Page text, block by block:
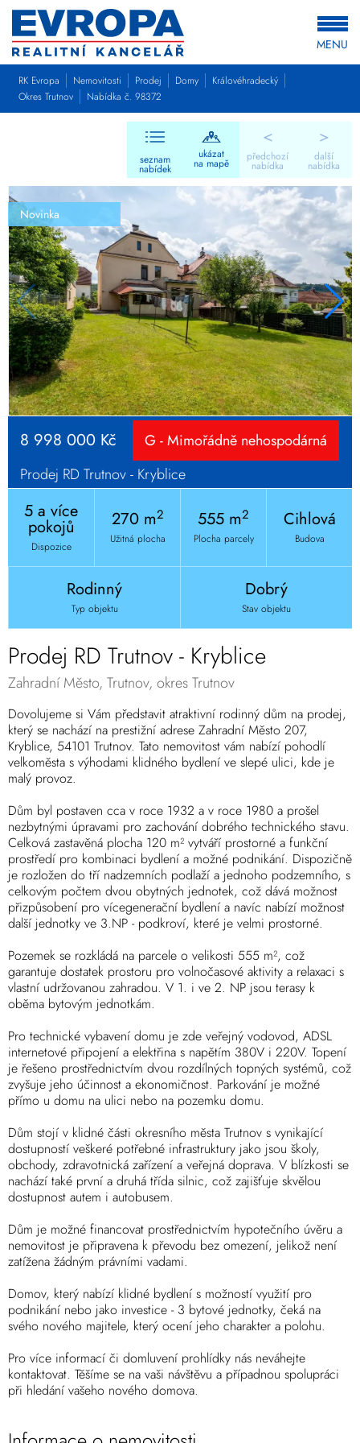
MENU
RK Evropa Nemovitosti Prodej Domy
Královéhradecký
Okres Trutnov
Nabídka č. 98372
<
předchozí
nabídka
seznam
nabídek
ukázat
na mapě
>
další
nabídka
Novinka
8 998 000 Kč
G - Mimořádně nehospodárná
Prodej RD Trutnov - Kryblice
5 a více
pokojů
Dispozice
270 m2
Užitná plocha
555 m2
Plocha parcely
Cihlová
Budova
Rodinný
Typ objektu
Dobrý
Stav objektu
Prodej RD Trutnov - Kryblice
Zahradní Město, Trutnov, okres Trutnov
Dovolujeme si Vám představit atraktivní rodinný dům na prodej,
který se nachází na prestižní adrese Zahradní Město 207,
Kryblice, 54101 Trutnov. Tato nemovitost vám nabízí pohodlí
velkoměsta s výhodami klidného bydlení ve slepé ulici, kde je
malý provoz.
Dům byl postaven cca v roce 1932 a v roce 1980 a prošel
nezbytnými úpravami pro zachování dobrého technického stavu.
Celková zastavěná plocha 120 m² vytváří prostorné a funkční
prostředí pro kombinaci bydlení a možné podnikání. Dispozičně
je rozložen do tří nadzemních podlaží a jednoho podzemního, s
celkovým počtem dvou obytných jednotek, což dává možnost
přizpůsobení pro vícegenerační bydlení a navíc nabízí možnost
další jednotky ve 3.NP - podkroví, které je velmi prostorné.
Pozemek se rozkládá na parcele o velikosti 555 m², což
garantuje dostatek prostoru pro volnočasové aktivity a relaxaci s
vlastní udržovanou zahradou. V 1. i ve 2. NP jsou terasy k
oběma bytovým jednotkám.
Pro technické vybavení domu je zde veřejný vodovod, ADSL
internetové připojení a elektřina s napětím 380V i 220V. Topení
je řešeno prostřednictvím dvou rozdílných topných systémů, což
zvyšuje jeho účinnost a ekonomičnost. Parkování je možné
přímo u domu na ulici nebo na pozemku domu.
Dům stojí v klidné části okresního města Trutnov s vynikající
dostupností veškeré potřebné infrastruktury jako jsou školy,
obchody, zdravotnická zařízení a veřejná doprava. V blízkosti se
nachází také první a druhá třída silnic, což zajišťuje skvělou
dostupnost autem i autobusem.
Dům je možné financovat prostřednictvím hypotečního úvěru a
nemovitost je připravena k převodu bez omezení, jelikož není
zatížena žádným právními vadami.
Domov, který nabízí klidné bydlení s možností využití pro
podnikání nebo jako investice - 3 bytové jednotky, čeká na
svého nového majitele, který ocení jeho charakter a polohu.
Pro více informací či domluvení prohlídky nás neváhejte
kontaktovat. Těšíme se na vaši návštěvu a případnou spolupráci
při hledání vašeho nového domova.